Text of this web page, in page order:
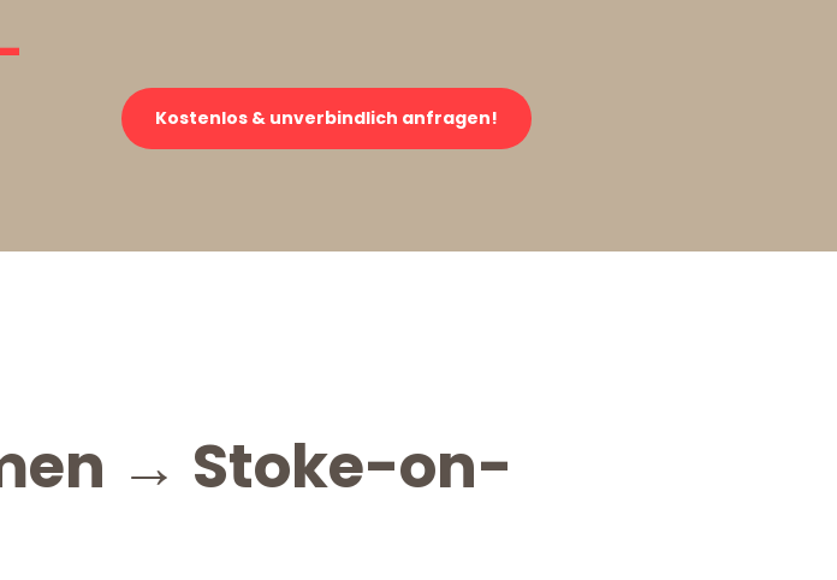
Kostenlos & unverbindlich anfragen!
→ Stoke-on-